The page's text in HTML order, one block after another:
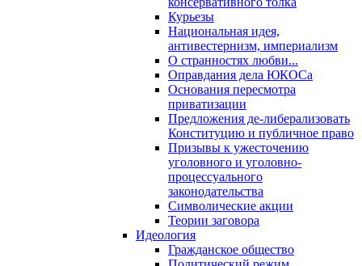
Курьезы
Национальная идея,
антивестернизм, империализм
О странностях любви...
Оправдания дела ЮКОСа
Основания пересмотра
приватизации
Предложения де-либерализовать
Конституцию и публичное право
Призывы к ужесточению
уголовного и уголовно-
процессуального
законодательства
Символические акции
Теории заговора
Идеология
Гражданское общество